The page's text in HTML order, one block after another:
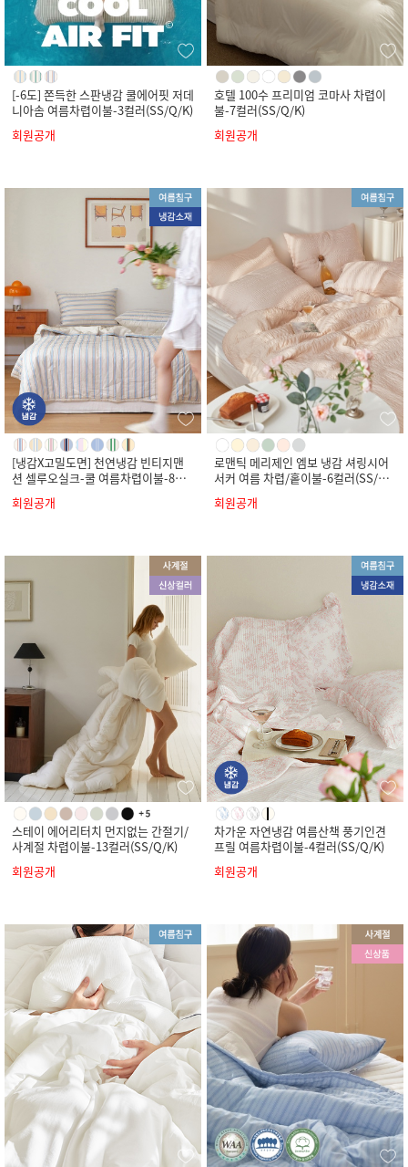
[-6도] 쫀득한 스판냉감 쿨에어핏 저데
니아솜 여름차렵이불-3컬러(SS/Q/K)
회원공개
호텔 100수 프리미엄 코마사 차렵이
불-7컬러(SS/Q/K)
회원공개
[냉감X고밀도면] 천연냉감 빈티지맨
션 셀루오실크-쿨 여름차렵이불-8컬
러(SS/Q/K)
회원공개
로맨틱 메리제인 엠보 냉감 셔링시어
서커 여름 차렵/홑이불-6컬러(SS/Q/
K)
회원공개
스테이 에어리터치 먼지없는 간절기/
사계절 차렵이불-13컬러(SS/Q/K)
회원공개
차가운 자연냉감 여름산책 풍기인견
프릴 여름차렵이불-4컬러(SS/Q/K)
회원공개